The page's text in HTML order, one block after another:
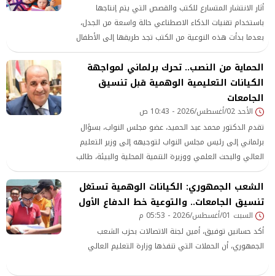
أثار الانتشار المتسارع للكتب والقصص التي يتم إنتاجها
باستخدام تقنيات الذكاء الاصطناعي حالة واسعة من الجدل،
بعدما بدأت هذه النوعية من الكتب تجد طريقها إلى الأطفال
بوصفها هدايا شخصية تحمل أسماءهم وتفاصيل من حياتهم
اليومية. وبينما يرى البعض أن هذه التقنية تمثل وسيلة مبتكرة
لصناعة قصص مخصصة ، الأمر
الحماية من النصب.. تحرك برلماني لمواجهة
الكيانات التعليمية الوهمية قبل تنسيق
الجامعات
الأحد 02/أغسطس/2026 - 10:43 ص
تقدم الدكتور محمد عبد الحميد، عضو مجلس النواب، بسؤال
برلماني إلى رئيس مجلس النواب لتوجيهه إلى وزير التعليم
العالي والبحث العلمي ووزيرة التنمية المحلية والبيئة، طالب
فيه بتشديد الرقابة على الكيانات التعليمية الوهمية،
الشعب الجمهوري: الكيانات الوهمية تستغل
تنسيق الجامعات.. والتوعية خط الدفاع الأول
السبت 01/أغسطس/2026 - 05:53 م
أكد حسانين توفيق، أمين لجنة الاتصالات بحزب الشعب
الجمهوري، أن الحملات التي تنفذها وزارة التعليم العالي